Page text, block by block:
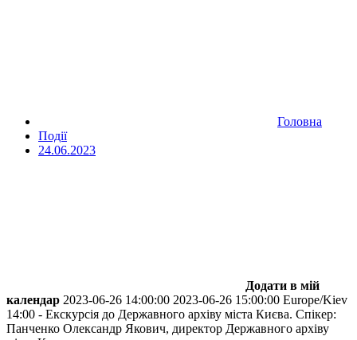
Головна
Події
24.06.2023
Додати в мій
календар 2023-06-26 14:00:00 2023-06-26 15:00:00 Europe/Kiev
14:00 - Екскурсія до Державного архіву міста Києва. Спікер:
Панченко Олександр Якович, директор Державного архіву